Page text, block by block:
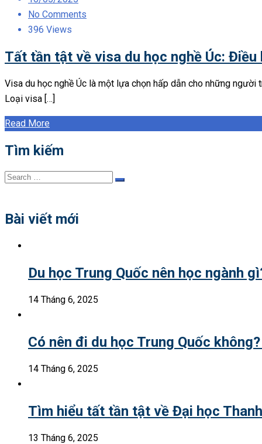
on
No Comments
396 Views
Tất tần tật về visa du học nghề Úc:
Visa du học nghề Úc là một lựa chọn hấp dẫn cho những
Loại visa […]
Read More
Tìm kiếm
Search
Search
Bài viết mới
Du học Trung Quốc nên học ngành
14 Tháng 6, 2025
Có nên đi du học Trung Quốc
14 Tháng 6, 2025
Tìm hiểu tất tần tật về Đại học
13 Tháng 6, 2025